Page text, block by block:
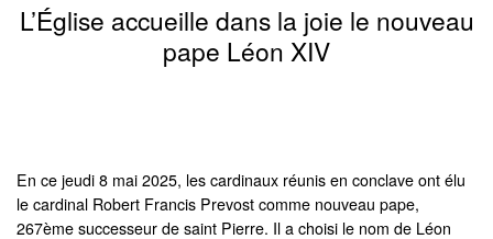
L’Église accueille dans la joie le nouveau
pape Léon XIV
En ce jeudi 8 mai 2025, les cardinaux réunis en conclave ont élu
le cardinal Robert Francis Prevost comme nouveau pape,
267ème successeur de saint Pierre. Il a choisi le nom de Léon